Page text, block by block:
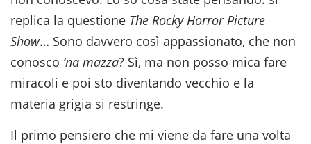
replica la questione The Rocky Horror Picture
Show… Sono davvero così appassionato, che non
conosco ‘na mazza? Sì, ma non posso mica fare
miracoli e poi sto diventando vecchio e la
materia grigia si restringe.
Il primo pensiero che mi viene da fare una volta